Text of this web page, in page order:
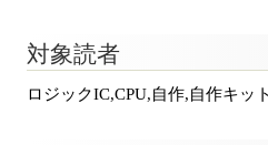
対象読者
ロジックIC,CPU,自作,自作キッ